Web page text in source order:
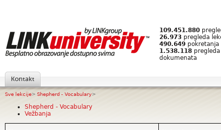
109.451.880
26.973 pregleda
490.649 pokretanja
1.538.118
dokumenata
Kontakt
Sve lekcije> Shepherd - Vocabulary>
Shepherd - Vocabulary
Vežbanja